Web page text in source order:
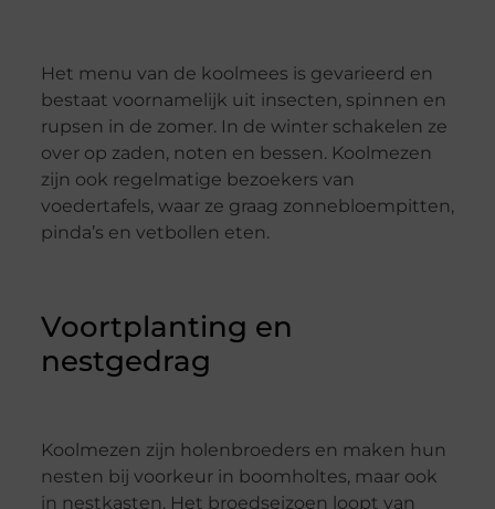
Het menu van de koolmees is gevarieerd en
bestaat voornamelijk uit insecten, spinnen en
rupsen in de zomer. In de winter schakelen ze
over op zaden, noten en bessen. Koolmezen
zijn ook regelmatige bezoekers van
voedertafels, waar ze graag zonnebloempitten,
pinda’s en vetbollen eten.
Voortplanting en
nestgedrag
Koolmezen zijn holenbroeders en maken hun
nesten bij voorkeur in boomholtes, maar ook
in nestkasten. Het broedseizoen loopt van